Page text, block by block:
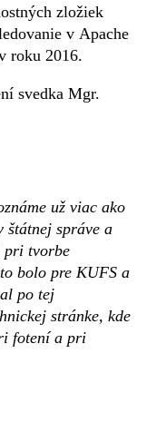
zložiek
v Apache
roku 2016.
svedka Mgr.
už viac ako
štátnej správe a
pri tvorbe
bolo pre KUFS a
po tej
stránke, kde
fotení a pri